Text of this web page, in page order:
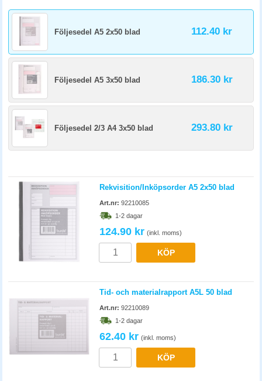
Följesedel A5 2x50 blad 112.40 kr
Följesedel A5 3x50 blad 186.30 kr
Följesedel 2/3 A4 3x50 blad 293.80 kr
Rekvisition/Inköpsorder A5 2x50 blad
Art.nr: 92210085
1-2 dagar
124.90 kr (inkl. moms)
KÖP
Tid- och materialrapport A5L 50 blad
Art.nr: 92210089
1-2 dagar
62.40 kr (inkl. moms)
KÖP